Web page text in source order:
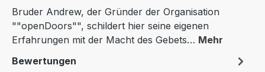
Bruder Andrew, der Gründer der Organisation
""openDoors"", schildert hier seine eigenen
Erfahrungen mit der Macht des Gebets… Mehr
Bewertungen